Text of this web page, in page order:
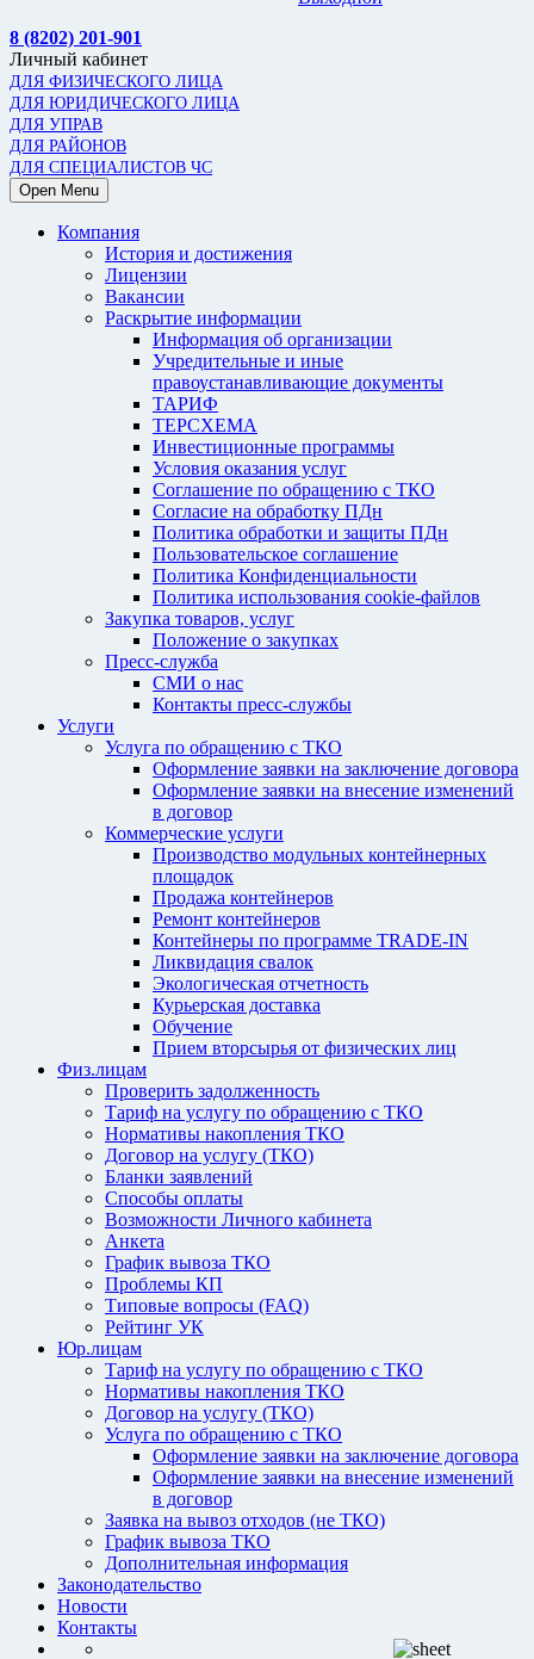
8 (8202) 201-901
Личный кабинет
ДЛЯ ФИЗИЧЕСКОГО ЛИЦА
ДЛЯ ЮРИДИЧЕСКОГО ЛИЦА
ДЛЯ УПРАВ
ДЛЯ РАЙОНОВ
ДЛЯ СПЕЦИАЛИСТОВ ЧС
Open Menu
Компания
История и достижения
Лицензии
Вакансии
Раскрытие информации
Информация об организации
Учредительные и иные
правоустанавливающие документы
ТАРИФ
ТЕРСХЕМА
Инвестиционные программы
Условия оказания услуг
Соглашение по обращению с ТКО
Согласие на обработку ПДн
Политика обработки и защиты ПДн
Пользовательское соглашение
Политика Конфиденциальности
Политика использования cookie-файлов
Закупка товаров, услуг
Положение о закупках
Пресс-служба
СМИ о нас
Контакты пресс-службы
Услуги
Услуга по обращению с ТКО
Оформление заявки на заключение договора
Оформление заявки на внесение изменений
в договор
Коммерческие услуги
Производство модульных контейнерных
площадок
Продажа контейнеров
Ремонт контейнеров
Контейнеры по программе TRADE-IN
Ликвидация свалок
Экологическая отчетность
Курьерская доставка
Обучение
Прием вторсырья от физических лиц
Физ.лицам
Проверить задолженность
Тариф на услугу по обращению с ТКО
Нормативы накопления ТКО
Договор на услугу (ТКО)
Бланки заявлений
Способы оплаты
Возможности Личного кабинета
Анкета
График вывоза ТКО
Проблемы КП
Типовые вопросы (FAQ)
Рейтинг УК
Юр.лицам
Тариф на услугу по обращению с ТКО
Нормативы накопления ТКО
Договор на услугу (ТКО)
Услуга по обращению с ТКО
Оформление заявки на заключение договора
Оформление заявки на внесение изменений
в договор
Заявка на вывоз отходов (не ТКО)
График вывоза ТКО
Дополнительная информация
Законодательство
Новости
Контакты